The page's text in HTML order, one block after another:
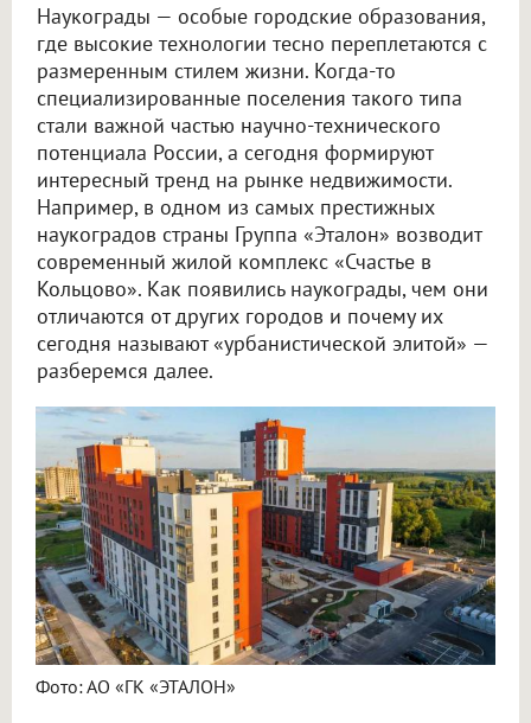
Наукограды — особые городские образования,
где высокие технологии тесно переплетаются с
размеренным стилем жизни. Когда-то
специализированные поселения такого типа
стали важной частью научно-технического
потенциала России, а сегодня формируют
интересный тренд на рынке недвижимости.
Например, в одном из самых престижных
наукоградов страны Группа «Эталон» возводит
современный жилой комплекс «Счастье в
Кольцово». Как появились наукограды, чем они
отличаются от других городов и почему их
сегодня называют «урбанистической элитой» —
разберемся далее.
Фото: АО «ГК «ЭТАЛОН»